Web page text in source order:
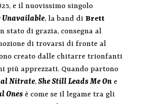
e il nuovissimo singolo
, la band di Brett
stato di grazia, consegna al
di trovarsi di fronte al
creato dalle chitarre trionfanti
più apprezzati. Quando partono
Nitrate,She Still Leads Me One
Onesè come se il legame tra gli